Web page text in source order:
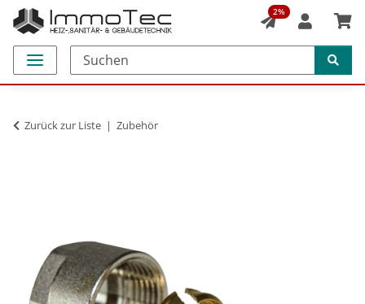
2%
Zurück zur Liste Zubehör